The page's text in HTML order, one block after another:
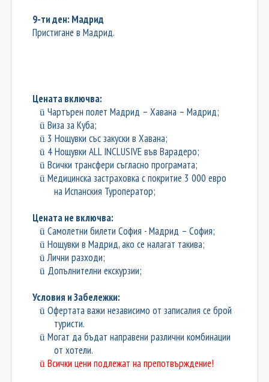
9-ти ден: Мадрид
Пристигане в Мадрид.
Цената включва:
ü Чартърен полет Мадрид – Хавана – Мадрид;
ü Виза за Куба;
ü 3 Нощувки със закуски в Хавана;
ü 4 Нощувки ALL INCLUSIVE във Варадеро;
ü Всички трансфери съгласно програмата;
ü Медицинска застраховка с покритие 3 000 евро
на Испанския Туроператор;
Цената не включва:
ü Самолетни билети София - Мадрид – София;
ü Нощувки в Мадрид, ако се налагат такива;
ü Лични разходи;
ü Допълнителни екскурзии;
Условия и Забележки:
ü Офертата важи независимо от записалия се брой
туристи.
ü Могат да бъдат направени различни комбинации
от хотели.
ü Всички цени подлежат на препотвърждение!